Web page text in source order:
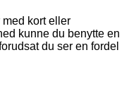
kort eller
kunne du benytte en
du ser en fordel